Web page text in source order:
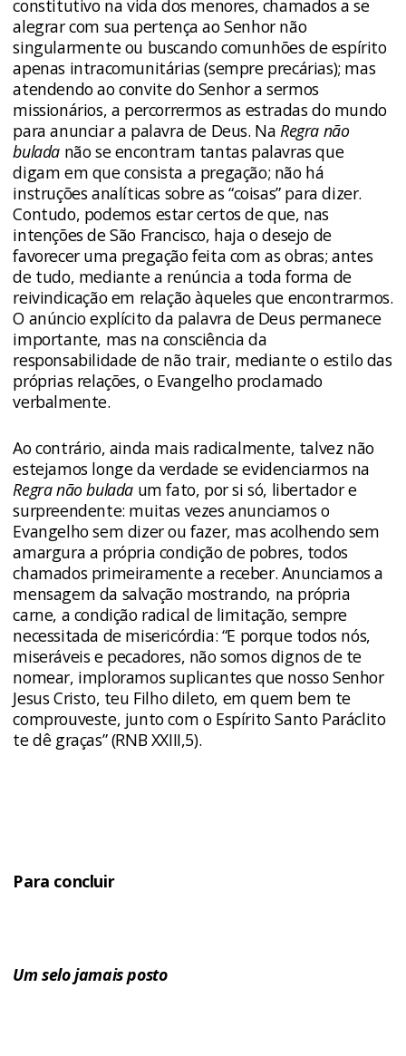
constitutivo na vida dos menores, chamados a se
alegrar com sua pertença ao Senhor não
singularmente ou buscando comunhões de espírito
apenas intracomunitárias (sempre precárias); mas
atendendo ao convite do Senhor a sermos
missionários, a percorrermos as estradas do mundo
para anunciar a palavra de Deus. Na Regra não
bulada não se encontram tantas palavras que
digam em que consista a pregação; não há
instruções analíticas sobre as “coisas” para dizer.
Contudo, podemos estar certos de que, nas
intenções de São Francisco, haja o desejo de
favorecer uma pregação feita com as obras; antes
de tudo, mediante a renúncia a toda forma de
reivindicação em relação àqueles que encontrarmos.
O anúncio explícito da palavra de Deus permanece
importante, mas na consciência da
responsabilidade de não trair, mediante o estilo das
próprias relações, o Evangelho proclamado
verbalmente.
Ao contrário, ainda mais radicalmente, talvez não
estejamos longe da verdade se evidenciarmos na
Regra não bulada um fato, por si só, libertador e
surpreendente: muitas vezes anunciamos o
Evangelho sem dizer ou fazer, mas acolhendo sem
amargura a própria condição de pobres, todos
chamados primeiramente a receber. Anunciamos a
mensagem da salvação mostrando, na própria
carne, a condição radical de limitação, sempre
necessitada de misericórdia: “E porque todos nós,
miseráveis e pecadores, não somos dignos de te
nomear, imploramos suplicantes que nosso Senhor
Jesus Cristo, teu Filho dileto, em quem bem te
comprouveste, junto com o Espírito Santo Paráclito
te dê graças” (RNB XXIII,5).
Para concluir
Um selo jamais posto